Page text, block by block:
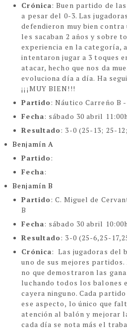
Crónica: Buen partido de
a pesar del 0-3. Las
defendieron muy bien contra
les sacaban 2 años y sobre
experiencia en la categoría,
intentaron jugar a 3 toques
atacar, hecho que nos da
evoluciona día a día. Ha
¡¡¡MUY BIEN!!!
Partido: Náutico Carreño B
Fecha: sábado 30 abril
Resultado: 3-0 (25-13; 25-
Benjamín A
Partido:
Fecha:
Benjamín B
Partido: C. Miguel de
B
Fecha: sábado 30 abril
Resultado: 3-0 (25-6,25-
Crónica: Las jugadoras del
uno de sus mejores
no que demostraron las
luchando todos los balones
cayera ninguno. Cada
ese aspecto, lo único que
atención al balón y mejorar
cada día se nota más el